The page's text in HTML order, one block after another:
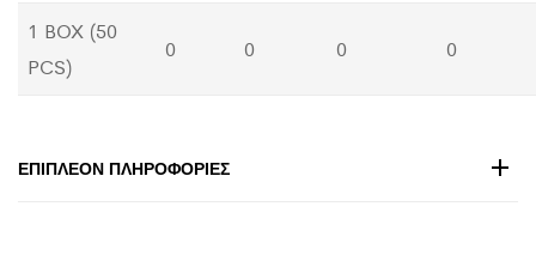
1 BOX (50
PCS)
0 0 0 0
ΕΠΙΠΛΈΟΝ ΠΛΗΡΟΦΟΡΊΕΣ